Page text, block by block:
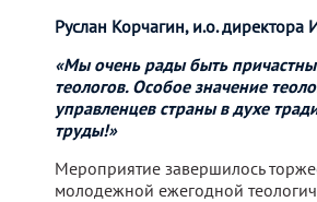
Руслан Корчагин, и.о. директора
«Мы очень рады быть
теологов. Особое значение
управленцев страны в духе
труды!»
Мероприятие завершилось
молодежной ежегодной